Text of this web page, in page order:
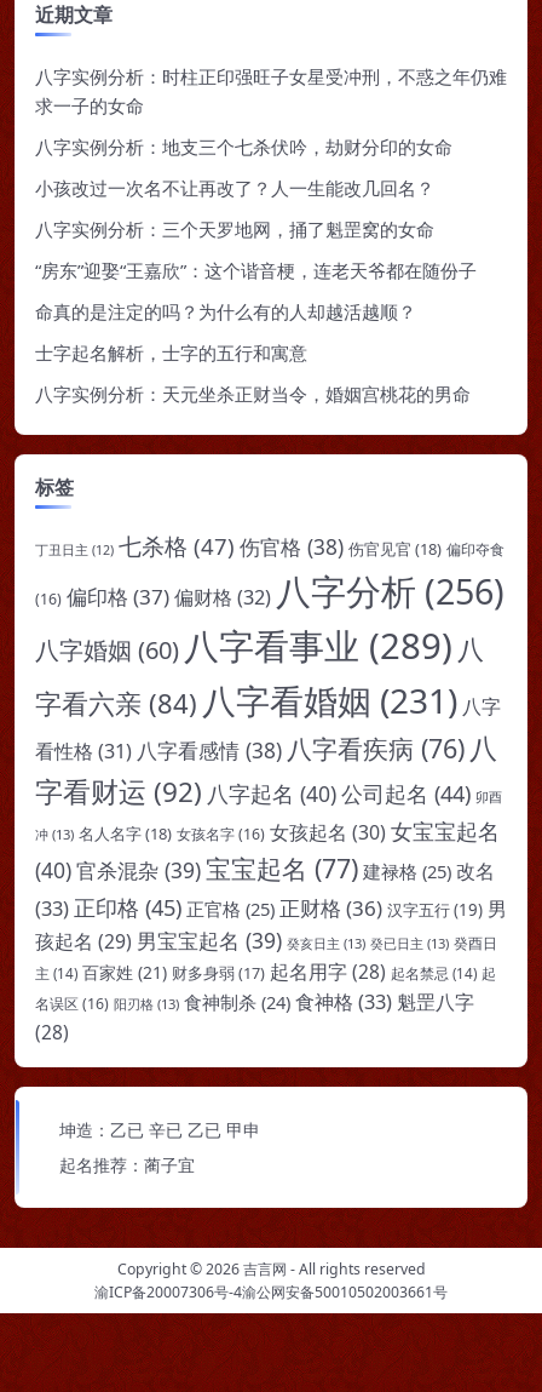
近期文章
八字实例分析：时柱正印强旺子女星受冲刑，不惑之年仍难
求一子的女命
八字实例分析：地支三个七杀伏吟，劫财分印的女命
小孩改过一次名不让再改了？人一生能改几回名？
八字实例分析：三个天罗地网，捅了魁罡窝的女命
“房东”迎娶“王嘉欣”：这个谐音梗，连老天爷都在随份子
命真的是注定的吗？为什么有的人却越活越顺？
士字起名解析，士字的五行和寓意
八字实例分析：天元坐杀正财当令，婚姻宫桃花的男命
标签
丁丑日主 (12) 七杀格 (47) 伤官格 (38) 伤官见官 (18) 偏印夺食
(16) 偏印格 (37)偏财格 (32) 八字分析 (256)
八字婚姻 (60) 八字看事业 (289) 八
字看六亲 (84) 八字看婚姻 (231) 八字
看性格 (31) 八字看感情 (38) 八字看疾病 (76) 八
字看财运 (92) 八字起名 (40)公司起名 (44) 卯酉
冲 (13) 名人名字(18) 女孩名字(16) 女孩起名 (30) 女宝宝起名
(40)官杀混杂 (39) 宝宝起名 (77) 建禄格 (25) 改名
(33) 正印格 (45) 正官格 (25) 正财格 (36) 汉字五行(19) 男
孩起名 (29) 男宝宝起名 (39) 癸亥日主 (13) 癸已日主 (13) 癸酉日
主 (14) 百家姓 (21) 财多身弱(17) 起名用字(28) 起名禁忌 (14) 起
名误区 (16) 阳刃格 (13) 食神制杀 (24) 食神格 (33) 魁罡八字
(28)
坤造：乙已 辛已 乙已 甲申
起名推荐：蔺子宜
Copyright © 2026吉言网 - All rights reserved
渝ICP备20007306号-4渝公网安备50010502003661号